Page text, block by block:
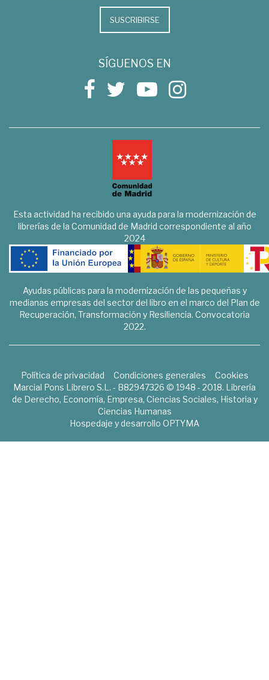
SUSCRIBIRSE
SÍGUENOS EN
Esta actividad ha recibido una ayuda para la modernización de
librerías de la Comunidad de Madrid correspondiente al año
2024
Ayudas públicas para la modernización de las pequeñas y
medianas empresas del sector del libro en el marco del Plan de
Recuperación, Transformación y Resiliencia. Convocatoria
2022.
Política de privacidad Condiciones generales
Cookies
Marcial Pons Librero S.L. - B82947326 © 1948 - 2018. Librería
de Derecho, Economía, Empresa, Ciencias Sociales, Historia y
Ciencias Humanas
Hospedaje y desarrollo OPTYMA